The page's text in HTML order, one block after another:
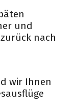
und
nach
wir Ihnen